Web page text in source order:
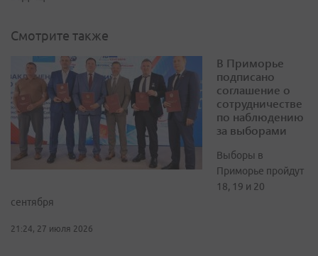
Смотрите также
В Приморье
подписано
соглашение о
сотрудничестве
по наблюдению
за выборами
Выборы в
Приморье пройдут
18, 19 и 20
сентября
21:24, 27 июля 2026